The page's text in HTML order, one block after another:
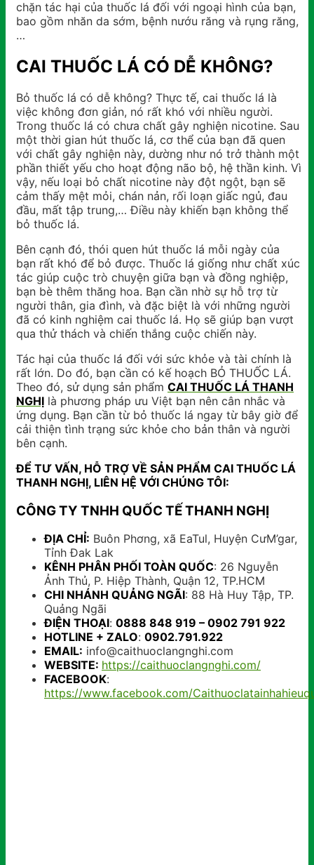
chặn tác hại của thuốc lá đối với ngoại hình của bạn,
bao gồm nhăn da sớm, bệnh nướu răng và rụng răng,
…
CAI THUỐC LÁ CÓ DỄ KHÔNG?
Bỏ thuốc lá có dễ không? Thực tế, cai thuốc lá là
việc không đơn giản, nó rất khó với nhiều người.
Trong thuốc lá có chưa chất gây nghiện nicotine. Sau
một thời gian hút thuốc lá, cơ thể của bạn đã quen
với chất gây nghiện này, dường như nó trở thành một
phần thiết yếu cho hoạt động não bộ, hệ thần kinh. Vì
vậy, nếu loại bỏ chất nicotine này đột ngột, bạn sẽ
cảm thấy mệt mỏi, chán nản, rối loạn giấc ngủ, đau
đầu, mất tập trung,… Điều này khiến bạn không thể
bỏ thuốc lá.
Bên cạnh đó, thói quen hút thuốc lá mỗi ngày của
bạn rất khó để bỏ được. Thuốc lá giống như chất xúc
tác giúp cuộc trò chuyện giữa bạn và đồng nghiệp,
bạn bè thêm thăng hoa. Bạn cần nhờ sự hỗ trợ từ
người thân, gia đình, và đặc biệt là với những người
đã có kinh nghiệm cai thuốc lá. Họ sẽ giúp bạn vượt
qua thử thách và chiến thắng cuộc chiến này.
Tác hại của thuốc lá đối với sức khỏe và tài chính là
rất lớn. Do đó, bạn cần có kế hoạch BỎ THUỐC LÁ.
Theo đó, sử dụng sản phẩm CAI THUỐC LÁ THANH
NGHỊ là phương pháp ưu Việt bạn nên cân nhắc và
ứng dụng. Bạn cần từ bỏ thuốc lá ngay từ bây giờ để
cải thiện tình trạng sức khỏe cho bản thân và người
bên cạnh.
ĐỂ TƯ VẤN, HỖ TRỢ VỀ SẢN PHẨM CAI THUỐC LÁ
THANH NGHỊ, LIÊN HỆ VỚI CHÚNG TÔI:
CÔNG TY TNHH QUỐC TẾ THANH NGHỊ
ĐỊA CHỈ: Buôn Phơng, xã EaTul, Huyện CưM’gar,
Tỉnh Đak Lak
KÊNH PHÂN PHỐI TOÀN QUỐC: 26 Nguyễn
Ảnh Thủ, P. Hiệp Thành, Quận 12, TP.HCM
CHI NHÁNH QUẢNG NGÃI: 88 Hà Huy Tập, TP.
Quảng Ngãi
ĐIỆN THOẠI: 0888 848 919 – 0902 791 922
HOTLINE + ZALO: 0902.791.922
EMAIL: info@caithuoclangnghi.com
WEBSITE: https://caithuoclangnghi.com/
FACEBOOK:
https://www.facebook.com/